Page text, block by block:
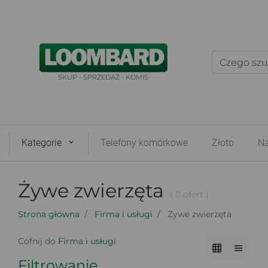
SKUP - SPRZEDAŻ - KOMIS
Kategorie Telefony komórkowe Złoto
Żywe zwierzęta
( 0 ofert )
Strona główna
Firma i usługi Żywe zwierzęta
Cofnij do Firma i usługi